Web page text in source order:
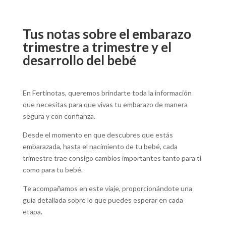
Tus notas sobre el embarazo
trimestre a trimestre y el
desarrollo del bebé
En Fertinotas, queremos brindarte toda la información
que necesitas para que vivas tu embarazo de manera
segura y con confianza.
Desde el momento en que descubres que estás
embarazada, hasta el nacimiento de tu bebé, cada
trimestre trae consigo cambios importantes tanto para ti
como para tu bebé.
Te acompañamos en este viaje, proporcionándote una
guía detallada sobre lo que puedes esperar en cada
etapa.